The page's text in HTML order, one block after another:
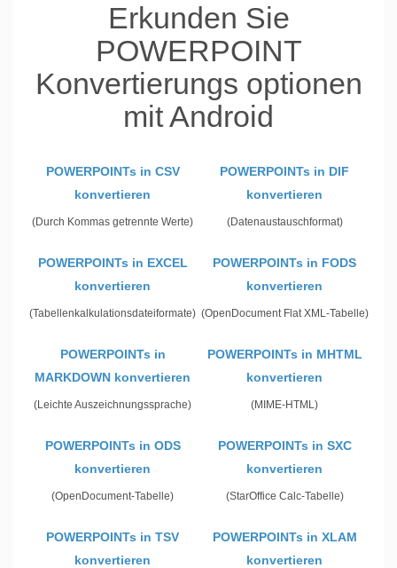
Erkunden Sie
POWERPOINT
Konvertierungs optionen
mit Android
POWERPOINTs in CSV
konvertieren
(Durch Kommas getrennte Werte)
POWERPOINTs in DIF
konvertieren
(Datenaustauschformat)
POWERPOINTs in EXCEL
konvertieren
(Tabellenkalkulationsdateiformate)
POWERPOINTs in FODS
konvertieren
(OpenDocument Flat XML-Tabelle)
POWERPOINTs in
MARKDOWN konvertieren
(Leichte Auszeichnungssprache)
POWERPOINTs in MHTML
konvertieren
(MIME-HTML)
POWERPOINTs in ODS
konvertieren
(OpenDocument-Tabelle)
POWERPOINTs in SXC
konvertieren
(StarOffice Calc-Tabelle)
POWERPOINTs in TSV
konvertieren
POWERPOINTs in XLAM
konvertieren